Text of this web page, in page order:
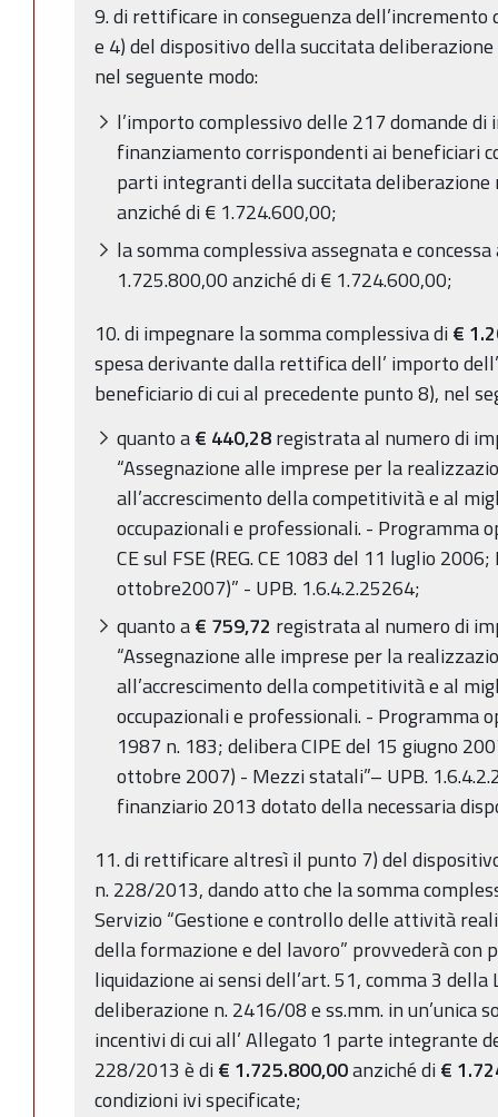
9. di rettificare in conseguenza dell’incremento
e 4) del dispositivo della succitata
nel seguente modo:
l’importo complessivo delle 217 domande di
finanziamento corrispondenti ai beneficiari
parti integranti della succitata
anziché di € 1.724.600,00;
la somma complessiva assegnata e
1.725.800,00 anziché di € 1.724.600,00;
10. di impegnare la somma complessiva di€
spesa derivante dalla rettifica dell’ importo
beneficiario di cui al precedente punto 8), nel
quanto a€ 440,28registrata al numero di
“Assegnazione alle imprese per la
all’accrescimento della competitività e al
occupazionali e professionali. -
CE sul FSE (REG. CE 1083 del 11 luglio
ottobre2007)” - UPB. 1.6.4.2.25264;
quanto a€ 759,72 registrata al numero di
“Assegnazione alle imprese per la
all’accrescimento della competitività e al
occupazionali e professionali. - Programma
1987 n. 183; delibera CIPE del 15 giugno
ottobre 2007) - Mezzi statali”– UPB.
finanziario 2013 dotato della necessaria
11. di rettificare altresì il punto 7) del
n. 228/2013, dando atto che la somma
Servizio “Gestione e controllo delle attività
della formazione e del lavoro” provvederà con
liquidazione ai sensi dell’art. 51, comma 3
deliberazione n. 2416/08 e ss.mm. in un’unica
incentivi di cui all’ Allegato 1 parte integrante
228/2013 è di€ 1.725.800,00anziché di€
condizioni ivi specificate;